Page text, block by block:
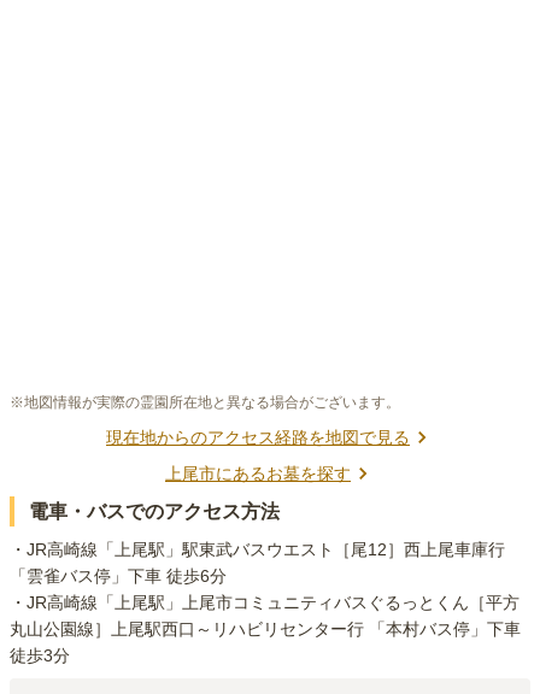
※地図情報が実際の霊園所在地と異なる場合がございます。
現在地からのアクセス経路を地図で見る
上尾市にあるお墓を探す
電車・バスでのアクセス方法
・JR高崎線「上尾駅」駅東武バスウエスト［尾12］西上尾車庫行
「雲雀バス停」下車 徒歩6分
・JR高崎線「上尾駅」上尾市コミュニティバスぐるっとくん［平方
丸山公園線］上尾駅西口～リハビリセンター行 「本村バス停」下車
徒歩3分